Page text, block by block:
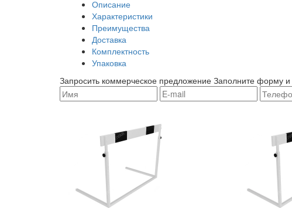
Описание
Характеристики
Преимущества
Доставка
Комплектность
Упаковка
Запросить коммерческое предложение Заполните форму